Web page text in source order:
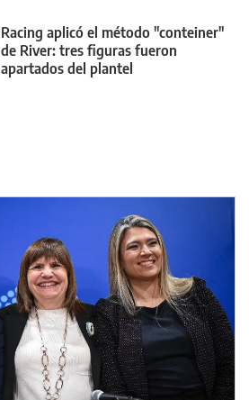
Racing aplicó el método "conteiner"
de River: tres figuras fueron
apartados del plantel